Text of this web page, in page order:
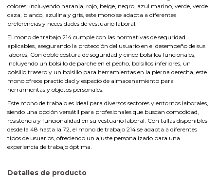
colores, incluyendo naranja, rojo, beige, negro, azul marino, verde, verde
caza, blanco, azulina y gris, este mono se adapta a diferentes
preferencias y necesidades de vestuario laboral.
El mono de trabajo 214 cumple con las normativas de seguridad
aplicables, asegurando la protección del usuario en el desempeño de sus
labores. Con doble costura de seguridad y cinco bolsillos funcionales,
incluyendo un bolsillo de parche en el pecho, bolsillos inferiores, un
bolsillo trasero y un bolsillo para herramientas en la pierna derecha, este
mono ofrece practicidad y espacio de almacenamiento para
herramientas y objetos personales.
Este mono de trabajo es ideal para diversos sectores y entornos laborales,
siendo una opción versátil para profesionales que buscan comodidad,
resistencia y funcionalidad en su vestuario laboral. Con tallas disponibles
desde la 48 hasta la 72, el mono de trabajo 214 se adapta a diferentes
tipos de usuarios, ofreciendo un ajuste personalizado para una
experiencia de trabajo óptima.
Detalles de producto